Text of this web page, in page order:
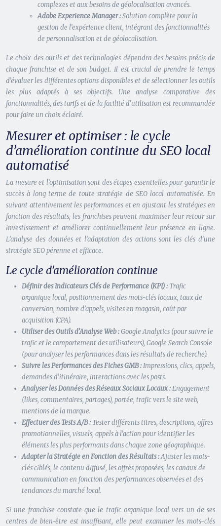
complexes et aux besoins de géolocalisation avancés.
Adobe Experience Manager :Solution complète pour la
gestion de l’expérience client, intégrant des fonctionnalités
de personnalisation et de géolocalisation.
Le choix des outils et des technologies dépendra des besoins précis de
chaque franchise et de son budget. Il est crucial de prendre le temps
d’évaluer les différentes options disponibles et de sélectionner les outils
les plus adaptés à ses objectifs. Une analyse comparative des
fonctionnalités, des tarifs et de la facilité d’utilisation est recommandée
pour faire un choix éclairé.
Mesurer et optimiser : le cycle
d’amélioration continue du SEO local
automatisé
La mesure et l’optimisation sont des étapes essentielles pour garantir le
succès à long terme de toute stratégie de SEO local automatisée. En
suivant attentivement les performances et en ajustant les stratégies en
fonction des résultats, les franchises peuvent maximiser leur retour sur
investissement et améliorer continuellement leur présence en ligne.
L’analyse des données et l’adaptation des actions sont les clés d’une
stratégie SEO pérenne et efficace.
Le cycle d’amélioration continue
Définir des Indicateurs Clés de Performance (KPI) : Trafic
organique local, positionnement des mots-clés locaux, taux de
conversion, nombre d’appels, visites en magasin, coût par
acquisition (CPA).
Utiliser des Outils d’Analyse Web :Google Analytics (pour suivre le
trafic et le comportement des utilisateurs), Google Search Console
(pour analyser les performances dans les résultats de recherche).
Suivre les Performances des Fiches GMB :Impressions, clics, appels,
demandes d’itinéraire, interactions avec les posts.
Analyser les Données des Réseaux Sociaux Locaux :Engagement
(likes, commentaires, partages), portée, trafic vers le site web,
mentions de la marque.
Effectuer des Tests A/B : Tester différents titres, descriptions, offres
promotionnelles, visuels, appels à l’action pour identifier les
éléments les plus performants dans chaque zone géographique.
Adapter la Stratégie en Fonction des Résultats :Ajuster les mots-
clés ciblés, le contenu diffusé, les offres proposées, les canaux de
communication en fonction des performances observées et des
tendances du marché local.
Si une franchise constate que le trafic organique local vers un de ses
centres de bien-être est insuffisant, elle peut examiner les mots-clés